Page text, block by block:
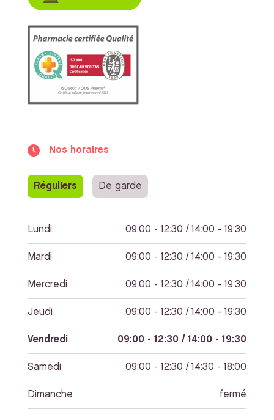
Nos horaires
Réguliers De garde
Lundi 09:00 - 12:30 / 14:00 - 19:30
Mardi 09:00 - 12:30 / 14:00 - 19:30
Mercredi 09:00 - 12:30 / 14:00 - 19:30
Jeudi 09:00 - 12:30 / 14:00 - 19:30
Vendredi 09:00 - 12:30 / 14:00 - 19:30
Samedi 09:00 - 12:30 / 14:30 - 18:00
Dimanche fermé